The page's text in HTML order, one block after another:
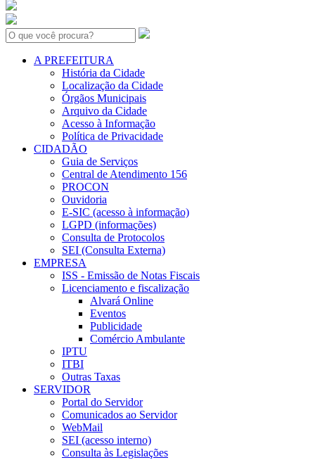
Search:
A PREFEITURA
História da Cidade
Localização da Cidade
Órgãos Municipais
Arquivo da Cidade
Acesso à Informação
Política de Privacidade
CIDADÃO
Guia de Serviços
Central de Atendimento 156
PROCON
Ouvidoria
E-SIC (acesso à informação)
LGPD (informações)
Consulta de Protocolos
SEI (Consulta Externa)
EMPRESA
ISS - Emissão de Notas Fiscais
Licenciamento e fiscalização
Alvará Online
Eventos
Publicidade
Comércio Ambulante
IPTU
ITBI
Outras Taxas
SERVIDOR
Portal do Servidor
Comunicados ao Servidor
WebMail
SEI (acesso interno)
Consulta às Legislações